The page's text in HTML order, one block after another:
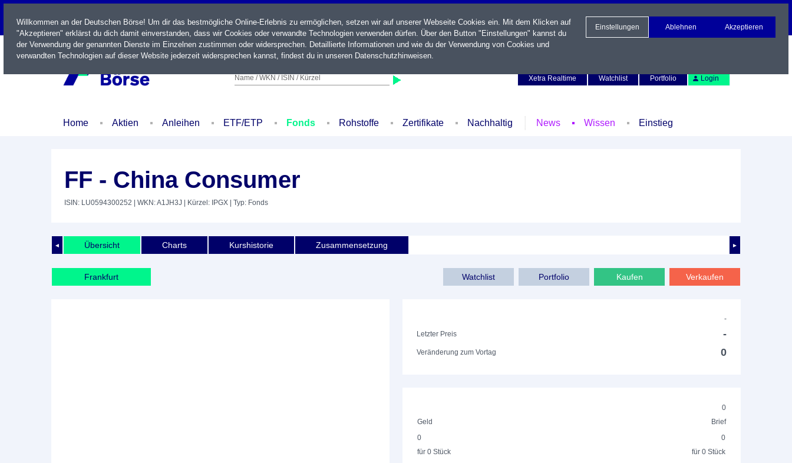
LIVE
Name / WKN / ISIN / Kürzel
Xetra Realtime
Watchlist Portfolio Login
Home Aktien Anleihen ETF/ETP Fonds Rohstoffe Zertifikate Nachhaltig News Wissen Einstieg
FF - China Consumer
ISIN: LU0594300252 | WKN: A1JH3J | Kürzel: IPGX | Typ: Fonds
◄ ►
Übersicht Charts Kurshistorie Zusammensetzung
Frankfurt Verkaufen
Kaufen
Portfolio
Watchlist
-
Letzter Preis
-
Veränderung zum Vortag 0
0
Geld
Brief
0
für 0 Stück
0
für 0 Stück
Willkommen an der Deutschen Börse! Um dir das bestmögliche Online-Erlebnis zu ermöglichen, setzen wir auf unserer Webseite Cookies ein. Mit dem Klicken auf
"Akzeptieren" erklärst du dich damit einverstanden, dass wir Cookies oder verwandte Technologien verwenden dürfen. Über den Button "Einstellungen" kannst du
der Verwendung der genannten Dienste im Einzelnen zustimmen oder widersprechen. Detaillierte Informationen und wie du der Verwendung von Cookies und
verwandten Technologien auf dieser Website jederzeit widersprechen kannst, findest du in unseren Datenschutzhinweisen.
Einstellungen Ablehnen Akzeptieren